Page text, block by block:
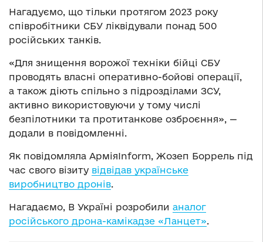
Нагадуємо, що тільки протягом 2023 року
співробітники СБУ ліквідували понад 500
російських танків.
«Для знищення ворожої техніки бійці СБУ
проводять власні оперативно-бойові операції,
а також діють спільно з підрозділами ЗСУ,
активно використовуючи у тому числі
безпілотники та протитанкове озброєння», —
додали в повідомленні.
Як повідомляла АрміяInform, Жозеп Боррель під
час свого візиту відвідав українське
виробництво дронів.
Нагадаємо, В Україні розробили аналог
російського дрона-камікадзе «Ланцет».